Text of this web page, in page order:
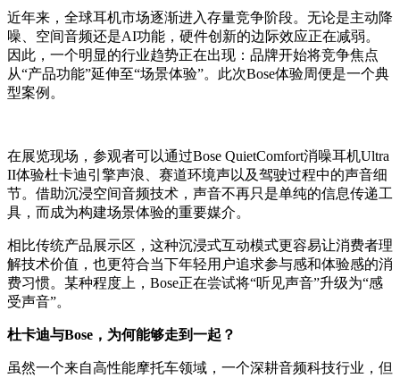
近年来，全球耳机市场逐渐进入存量竞争阶段。无论是主动降
噪、空间音频还是AI功能，硬件创新的边际效应正在减弱。
因此，一个明显的行业趋势正在出现：品牌开始将竞争焦点
从“产品功能”延伸至“场景体验”。此次Bose体验周便是一个典
型案例。
在展览现场，参观者可以通过Bose QuietComfort消噪耳机Ultra
II体验杜卡迪引擎声浪、赛道环境声以及驾驶过程中的声音细
节。借助沉浸空间音频技术，声音不再只是单纯的信息传递工
具，而成为构建场景体验的重要媒介。
相比传统产品展示区，这种沉浸式互动模式更容易让消费者理
解技术价值，也更符合当下年轻用户追求参与感和体验感的消
费习惯。某种程度上，Bose正在尝试将“听见声音”升级为“感
受声音”。
杜卡迪与Bose，为何能够走到一起？
虽然一个来自高性能摩托车领域，一个深耕音频科技行业，但